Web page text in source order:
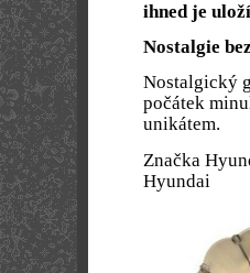
ihned je
Nostalgie
Nostalgický
počátek
unikátem.
Značka
Hyundai